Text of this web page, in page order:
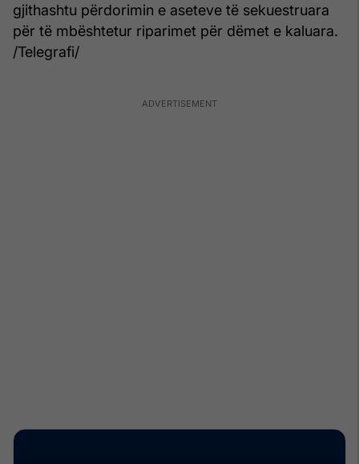
gjithashtu përdorimin e aseteve të sekuestruara
për të mbështetur riparimet për dëmet e kaluara.
/Telegrafi/